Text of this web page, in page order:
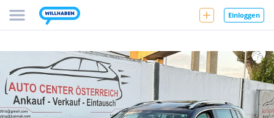
Einloggen